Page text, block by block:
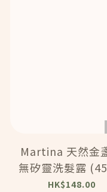
Martina 天然金
無矽靈洗髮露
l) (BC105)
HK$148.00